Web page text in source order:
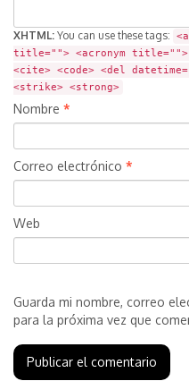
XHTML: You can use these tags:
title=""> <acronym title="">
<cite> <code> <del
<strike> <strong>
Nombre *
Correo electrónico *
Web
Guarda mi nombre, correo
para la próxima vez que